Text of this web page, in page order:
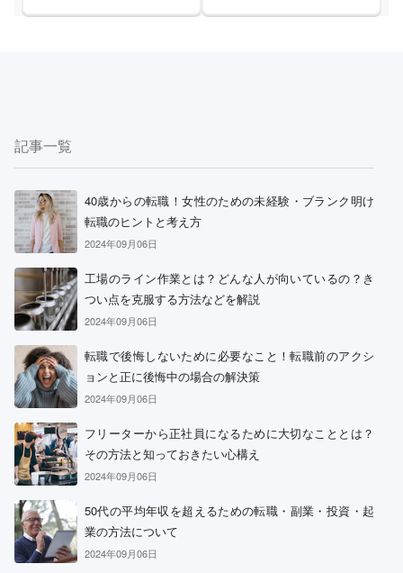
記事一覧
40歳からの転職！女性のための未経験・ブランク明け
転職のヒントと考え方
2024年09月06日
工場のライン作業とは？どんな人が向いているの？き
つい点を克服する方法などを解説
2024年09月06日
転職で後悔しないために必要なこと！転職前のアクシ
ョンと正に後悔中の場合の解決策
2024年09月06日
フリーターから正社員になるために大切なこととは？
その方法と知っておきたい心構え
2024年09月06日
50代の平均年収を超えるための転職・副業・投資・起
業の方法について
2024年09月06日